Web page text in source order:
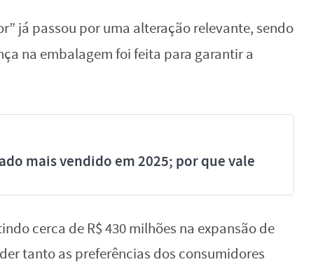
já passou por uma alteração relevante, sendo
na embalagem foi feita para garantir a
mais vendido em 2025; por que vale
cerca de R$ 430 milhões na expansão de
tanto as preferências dos consumidores